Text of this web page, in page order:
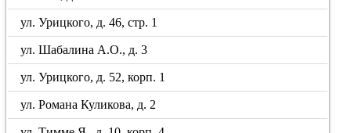
ул. Урицкого, д. 46, стр. 1
ул. Шабалина А.О., д. 3
ул. Урицкого, д. 52, корп. 1
ул. Романа Куликова, д. 2